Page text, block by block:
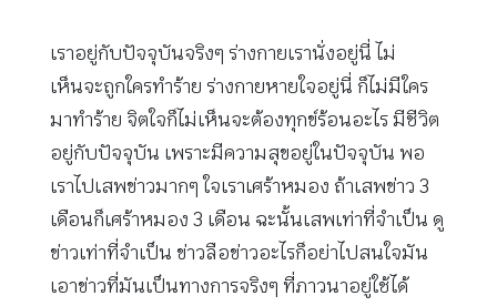
เราอยู่กับปัจจุบันจริงๆ ร่างกายเรานั่งอยู่นี่ ไม่
เห็นจะถูกใครทำร้าย ร่างกายหายใจอยู่นี่ ก็ไม่มีใคร
มาทำร้าย จิตใจก็ไม่เห็นจะต้องทุกข์ร้อนอะไร มีชีวิต
อยู่กับปัจจุบัน เพราะมีความสุขอยู่ในปัจจุบัน พอ
เราไปเสพข่าวมากๆ ใจเราเศร้าหมอง ถ้าเสพข่าว 3
เดือนก็เศร้าหมอง 3 เดือน ฉะนั้นเสพเท่าที่จำเป็น ดู
ข่าวเท่าที่จำเป็น ข่าวลือข่าวอะไรก็อย่าไปสนใจมัน
เอาข่าวที่มันเป็นทางการจริงๆ ที่ภาวนาอยู่ใช้ได้